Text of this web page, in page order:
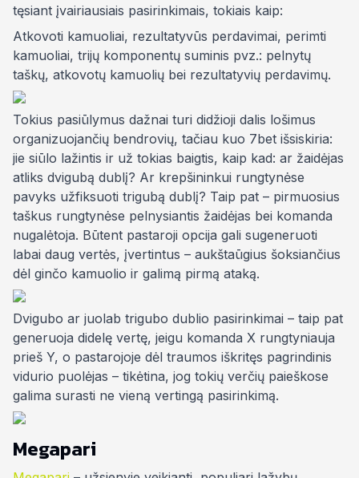
tęsiant įvairiausiais pasirinkimais, tokiais kaip:
Atkovoti kamuoliai, rezultatyvūs perdavimai, perimti
kamuoliai, trijų komponentų suminis pvz.: pelnytų
taškų, atkovotų kamuolių bei rezultatyvių perdavimų.
Tokius pasiūlymus dažnai turi didžioji dalis lošimus
organizuojančių bendrovių, tačiau kuo 7bet išsiskiria:
jie siūlo lažintis ir už tokias baigtis, kaip kad: ar žaidėjas
atliks dvigubą dublį? Ar krepšininkui rungtynėse
pavyks užfiksuoti trigubą dublį? Taip pat – pirmuosius
taškus rungtynėse pelnysiantis žaidėjas bei komanda
nugalėtoja. Būtent pastaroji opcija gali sugeneruoti
labai daug vertės, įvertintus – aukštaūgius šoksiančius
dėl ginčo kamuolio ir galimą pirmą ataką.
Dvigubo ar juolab trigubo dublio pasirinkimai – taip pat
generuoja didelę vertę, jeigu komanda X rungtyniauja
prieš Y, o pastarojoje dėl traumos iškritęs pagrindinis
vidurio puolėjas – tikėtina, jog tokių verčių paieškose
galima surasti ne vieną vertingą pasirinkimą.
Megapari